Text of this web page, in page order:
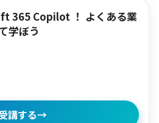
365 Copilot ！ よくある業
学ぼう
講する→